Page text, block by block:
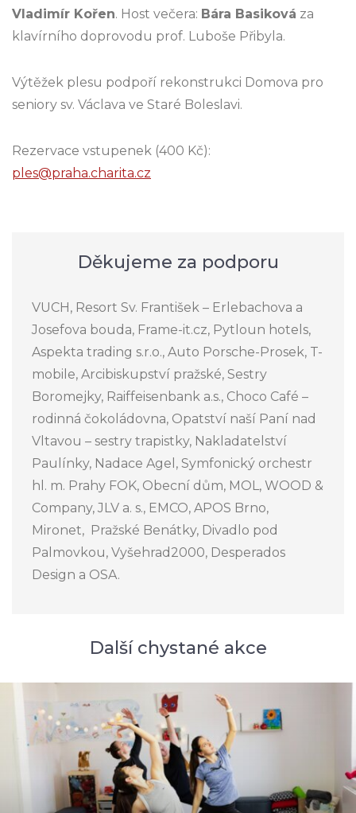
Vladimír Kořen. Host večera: Bára Basiková za
klavírního doprovodu prof. Luboše Přibyla.
Výtěžek plesu podpoří rekonstrukci Domova pro
seniory sv. Václava ve Staré Boleslavi.
Rezervace vstupenek (400 Kč):
ples@praha.charita.cz
Děkujeme za podporu
VUCH, Resort Sv. František – Erlebachova a
Josefova bouda, Frame-it.cz, Pytloun hotels,
Aspekta trading s.r.o., Auto Porsche-Prosek, T-
mobile, Arcibiskupství pražské, Sestry
Boromejky, Raiffeisenbank a.s., Choco Café –
rodinná čokoládovna, Opatství naší Paní nad
Vltavou – sestry trapistky, Nakladatelství
Paulínky, Nadace Agel, Symfonický orchestr
hl. m. Prahy FOK, Obecní dům, MOL, WOOD &
Company, JLV a. s., EMCO, APOS Brno,
Mironet, Pražské Benátky, Divadlo pod
Palmovkou, Vyšehrad2000, Desperados
Design a OSA.
Další chystané akce